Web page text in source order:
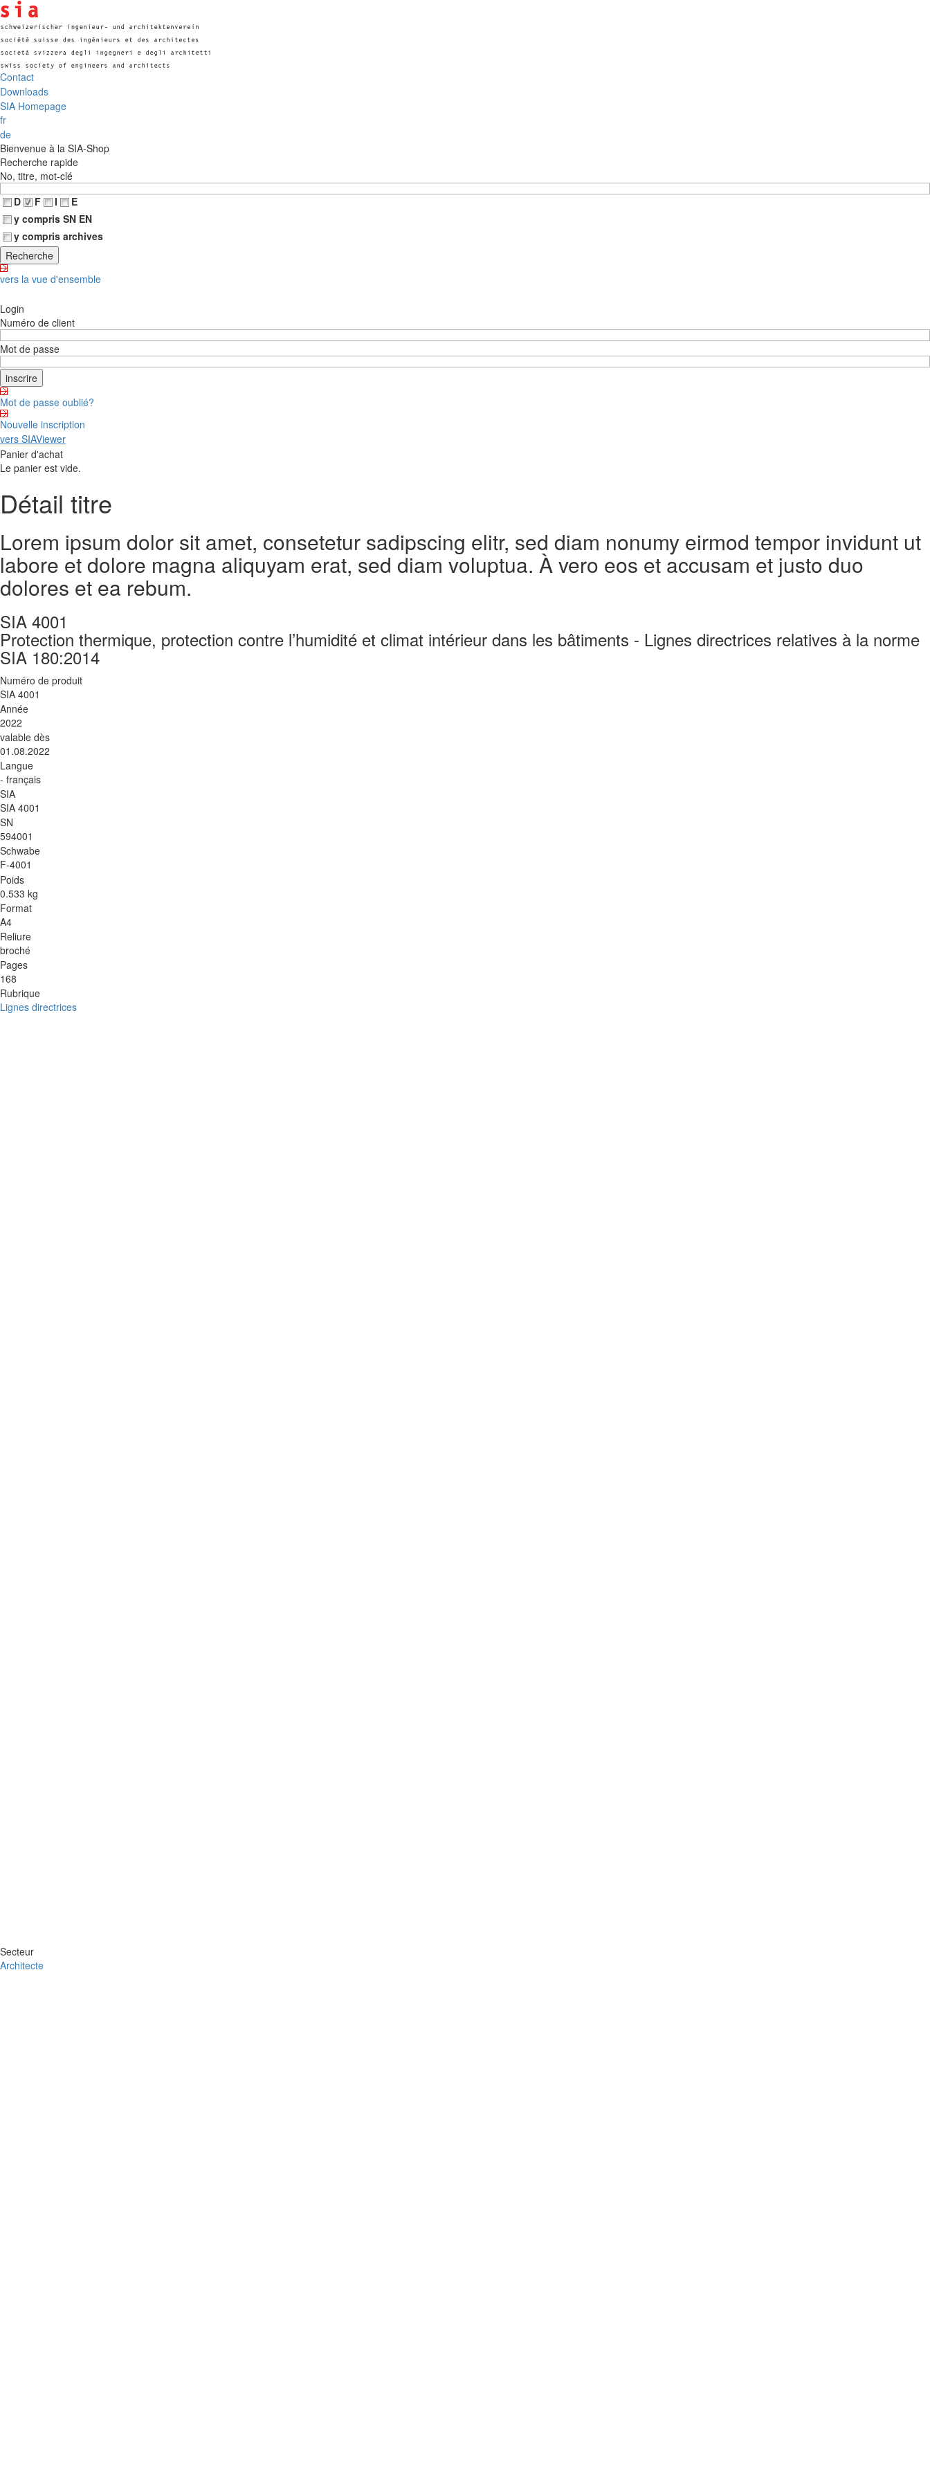
Contact
Downloads
SIA Homepage
fr
de
Bienvenue à la SIA-Shop
Recherche rapide
No, titre, mot-clé
D
F I
E
y compris SN EN
y compris archives
vers la vue d'ensemble
Login
Numéro de client
Mot de passe
Mot de passe oublié?
Nouvelle inscription
vers SIAViewer
Panier d'achat
Le panier est vide.
Détail titre
Lorem ipsum dolor sit amet, consetetur sadipscing elitr, sed diam nonumy eirmod tempor invidunt ut
labore et dolore magna aliquyam erat, sed diam voluptua. À vero eos et accusam et justo duo
dolores et ea rebum.
SIA 4001
Protection thermique, protection contre l’humidité et climat intérieur dans les bâtiments - Lignes directrices relatives à la norme
SIA 180:2014
Numéro de produit
SIA 4001
Année
2022
valable dès
01.08.2022
Langue
- français
SIA
SIA 4001
SN
594001
Schwabe
F-4001
Poids
0.533 kg
Format
A4
Reliure
broché
Pages
168
Rubrique
Lignes directrices
Secteur
Architecte